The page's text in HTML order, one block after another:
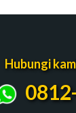
Hubungi